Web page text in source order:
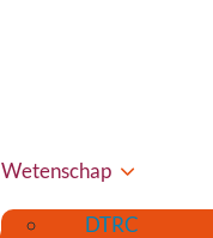
Wetenschap
DTRC